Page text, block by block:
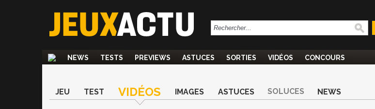
NEWS TESTS PREVIEWS ASTUCES SORTIES VIDÉOS CONCOURS
JEU TEST VIDÉOS IMAGES ASTUCES SOLUCES NEWS